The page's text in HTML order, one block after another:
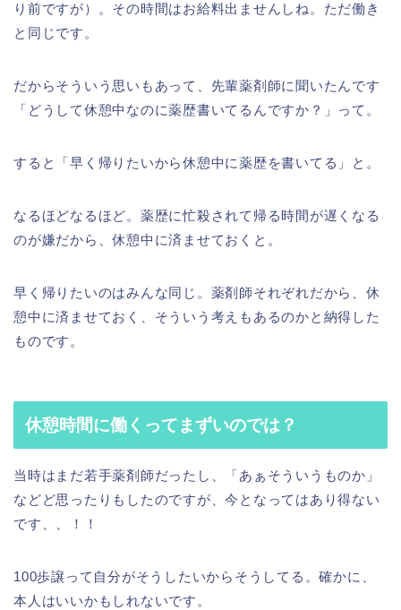
り前ですが）。その時間はお給料出ませんしね。ただ働き
と同じです。
だからそういう思いもあって、先輩薬剤師に聞いたんです
「どうして休憩中なのに薬歴書いてるんですか？」って。
すると「早く帰りたいから休憩中に薬歴を書いてる」と。
なるほどなるほど。薬歴に忙殺されて帰る時間が遅くなる
のが嫌だから、休憩中に済ませておくと。
早く帰りたいのはみんな同じ。薬剤師それぞれだから、休
憩中に済ませておく、そういう考えもあるのかと納得した
ものです。
休憩時間に働くってまずいのでは？
当時はまだ若手薬剤師だったし、「あぁそういうものか」
などど思ったりもしたのですが、今となってはあり得ない
です、、！！
100歩譲って自分がそうしたいからそうしてる。確かに、
本人はいいかもしれないです。